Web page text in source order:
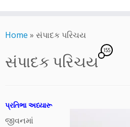
toHome » સંપાદક પરિચય
સંપાદક પરિચય
155
પ્રતિભા અધ્યારૂ
જીવનમાં